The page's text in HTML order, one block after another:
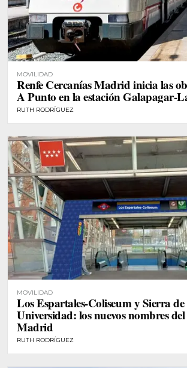
MOVILIDAD
Renfe Cercanías Madrid inicia las
A Punto en la estación Galapagar-
RUTH RODRÍGUEZ
MOVILIDAD
Los Espartales-Coliseum y Sierra
Universidad: los nuevos nombres
Madrid
RUTH RODRÍGUEZ